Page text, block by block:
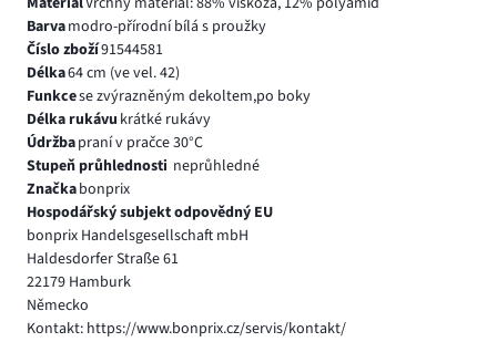
Barvamodro-přírodní bílá s proužky
Číslo zboží91544581
Délka64 cm (ve vel. 42)
Funkcese zvýrazněným dekoltem,po boky
Délka rukávu krátké rukávy
Údržbapraní v pračce 30°C
Stupeň průhlednosti neprůhledné
Značkabonprix
Hospodářský subjekt odpovědný EU
bonprix Handelsgesellschaft mbH
Haldesdorfer Straße 61
22179 Hamburk
Německo
Kontakt: https://www.bonprix.cz/servis/kontakt/